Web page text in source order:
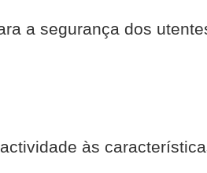
a segurança dos
às